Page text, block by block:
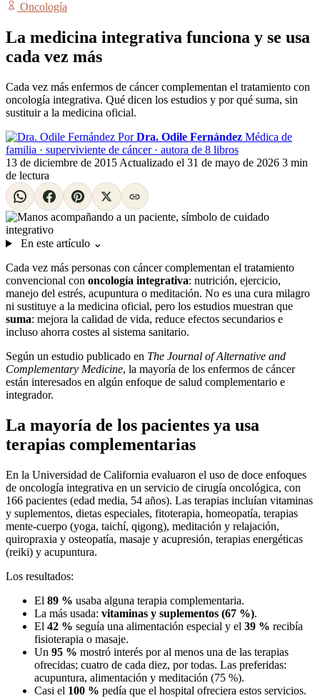
Oncología
La medicina integrativa funciona y se usa
cada vez más
Cada vez más enfermos de cáncer complementan el tratamiento con
oncología integrativa. Qué dicen los estudios y por qué suma, sin
sustituir a la medicina oficial.
Por Dra. Odile Fernández Médica de
familia · superviviente de cáncer · autora de 8 libros
13 de diciembre de 2015 Actualizado el 31 de mayo de 2026 3 min
de lectura
En este artículo ⌄
Cada vez más personas con cáncer complementan el tratamiento
convencional con oncología integrativa: nutrición, ejercicio,
manejo del estrés, acupuntura o meditación. No es una cura milagro
ni sustituye a la medicina oficial, pero los estudios muestran que
suma: mejora la calidad de vida, reduce efectos secundarios e
incluso ahorra costes al sistema sanitario.
Según un estudio publicado en The Journal of Alternative and
Complementary Medicine, la mayoría de los enfermos de cáncer
están interesados en algún enfoque de salud complementario e
integrador.
La mayoría de los pacientes ya usa
terapias complementarias
En la Universidad de California evaluaron el uso de doce enfoques
de oncología integrativa en un servicio de cirugía oncológica, con
166 pacientes (edad media, 54 años). Las terapias incluían vitaminas
y suplementos, dietas especiales, fitoterapia, homeopatía, terapias
mente-cuerpo (yoga, taichí, qigong), meditación y relajación,
quiropraxia y osteopatía, masaje y acupresión, terapias energéticas
(reiki) y acupuntura.
Los resultados:
El 89 % usaba alguna terapia complementaria.
La más usada: vitaminas y suplementos (67 %).
El 42 % seguía una alimentación especial y el 39 % recibía
fisioterapia o masaje.
Un 95 % mostró interés por al menos una de las terapias
ofrecidas; cuatro de cada diez, por todas. Las preferidas:
acupuntura, alimentación y meditación (75 %).
Casi el 100 % pedía que el hospital ofreciera estos servicios.